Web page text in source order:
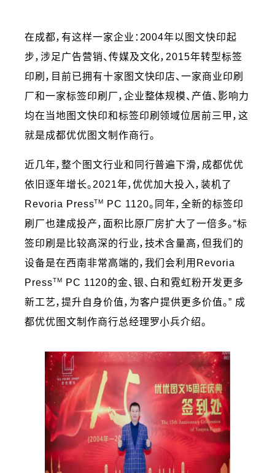
在成都，有这样一家企业：2004年以图文快印起
步，涉足广告营销、传媒及文化，2015年转型标签
印刷，目前已拥有十家图文快印店、一家商业印刷
厂和一家标签印刷厂，企业整体规模、产值、影响力
均在当地图文快印和标签印刷领域位居前三甲，这
就是成都优优图文制作商行。
近几年，整个图文行业和同行普遍下滑，成都优优
依旧逐年增长。2021年，优优加大投入，装机了
Revoria PressTM
PC 1120。同年，全新的标签印
刷厂也建成投产，面积比原厂房扩大了一倍多。“标
签印刷是比较高深的行业，技术含量高，但我们的
设备是在西南非常高端的，我们会利用Revoria
PressTM
PC 1120的金、银、白和霓虹粉开发更多
新工艺，提升自身价值，为客户提供更多价值。” 成
都优优图文制作商行总经理罗小兵介绍。